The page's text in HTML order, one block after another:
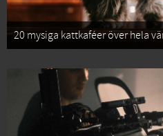
20 mysiga kattkaféer över hela